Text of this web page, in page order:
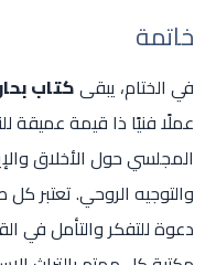
خاتمة
في الختام، يبقىكتاب بحار
عملًا فنيًا ذا قيمة عميقة
المجلسي حول الأخلاق
والتوجيه الروحي. تعتبر
دعوة للتفكر والتأمل في